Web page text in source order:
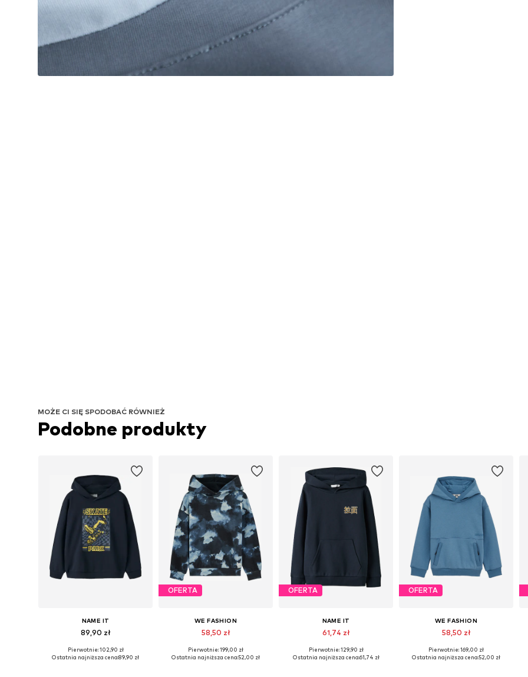
MOŻE CI SIĘ SPODOBAĆ RÓWNIEŻ
Podobne produkty
NAME IT
89,90 zł
Pierwotnie: 102,90 zł
Ostatnia najniższa cena:89,90 zł
OFERTA
WE FASHION
58,50 zł
Pierwotnie: 199,00 zł
Ostatnia najniższa cena:52,00 zł
OFERTA
NAME IT
61,74 zł
Pierwotnie: 129,90 zł
Ostatnia najniższa cena:61,74 zł
OFERTA
WE FASHION
58,50 zł
Pierwotnie: 169,00 zł
Ostatnia najniższa cena:52,00 zł